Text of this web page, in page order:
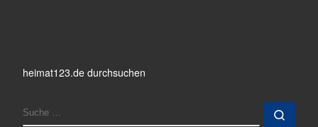
heimat123.de durchsuchen
SUCHE